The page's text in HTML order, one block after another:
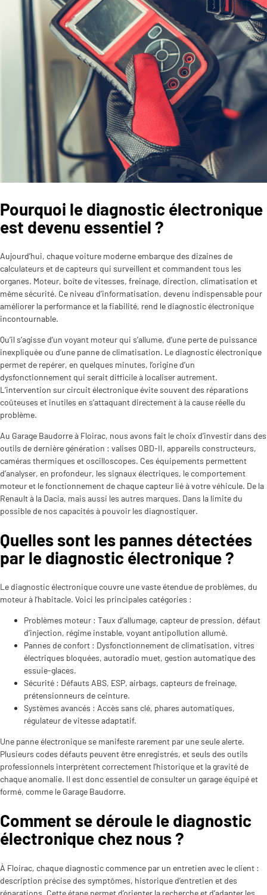
Pourquoi le diagnostic électronique
est devenu essentiel ?
Aujourd’hui, chaque voiture moderne embarque des dizaines de
calculateurs et de capteurs qui surveillent et commandent tous les
organes. Moteur, boîte de vitesses, freinage, direction, climatisation et
même sécurité. Ce niveau d’informatisation, devenu indispensable pour
améliorer la performance et la fiabilité, rend le diagnostic électronique
incontournable.​
Qu’il s’agisse d’un voyant moteur qui s’allume, d’une perte de puissance
inexpliquée ou d’une panne de climatisation. Le diagnostic électronique
permet de repérer, en quelques minutes, l’origine d’un
dysfonctionnement qui serait difficile à localiser autrement.
L’intervention sur circuit électronique évite souvent des réparations
coûteuses et inutiles en s’attaquant directement à la cause réelle du
problème.
Au Garage Baudorre à Floirac, nous avons fait le choix d’investir dans des
outils de dernière génération : valises OBD-II, appareils constructeurs,
caméras thermiques et oscilloscopes. Ces équipements permettent
d’analyser, en profondeur, les signaux électriques, le comportement
moteur et le fonctionnement de chaque capteur lié à votre véhicule. De la
Renault à la Dacia, mais aussi les autres marques. Dans la limite du
possible de nos capacités à pouvoir les diagnostiquer.
Quelles sont les pannes détectées
par le diagnostic électronique ?
Le diagnostic électronique couvre une vaste étendue de problèmes, du
moteur à l’habitacle. Voici les principales catégories :
Problèmes moteur : Taux d’allumage, capteur de pression, défaut
d’injection, régime instable, voyant antipollution allumé.
Pannes de confort : Dysfonctionnement de climatisation, vitres
électriques bloquées, autoradio muet, gestion automatique des
essuie-glaces.
Sécurité : Défauts ABS, ESP, airbags, capteurs de freinage,
prétensionneurs de ceinture.
Systèmes avancés : Accès sans clé, phares automatiques,
régulateur de vitesse adaptatif.
Une panne électronique se manifeste rarement par une seule alerte.
Plusieurs codes défauts peuvent être enregistrés, et seuls des outils
professionnels interprètent correctement l’historique et la gravité de
chaque anomalie. Il est donc essentiel de consulter un garage équipé et
formé, comme le Garage Baudorre.
Comment se déroule le diagnostic
électronique chez nous ?
À Floirac, chaque diagnostic commence par un entretien avec le client :
description précise des symptômes, historique d’entretien et des
réparations. Cette étape permet d’orienter la recherche et d’adapter les